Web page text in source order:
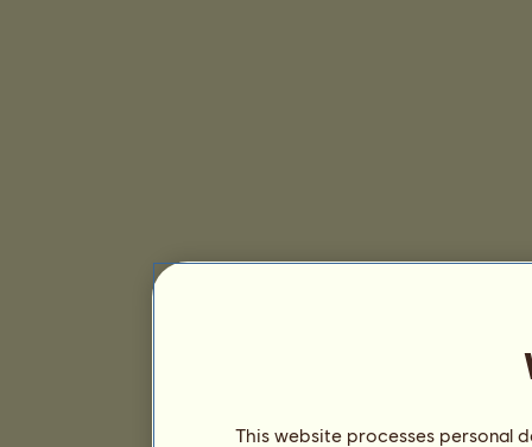
This website processes personal